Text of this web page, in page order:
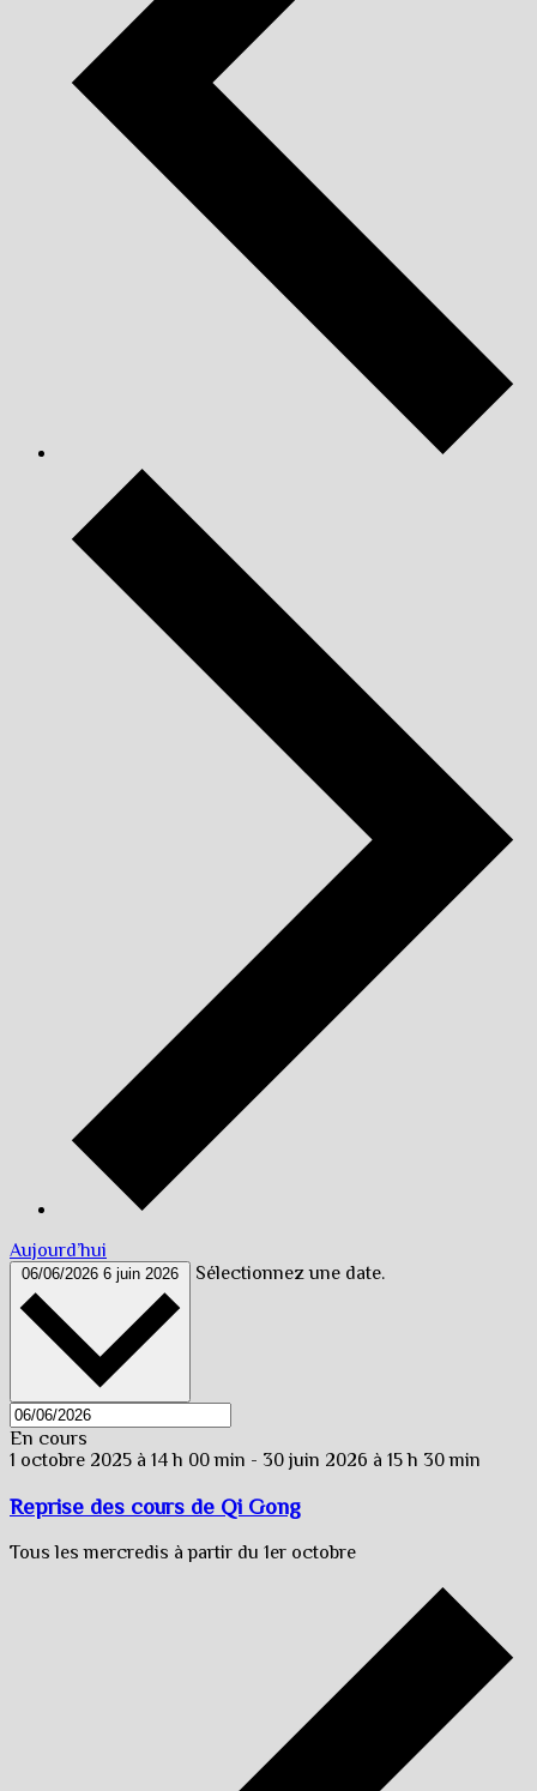
Aujourd’hui
06/06/2026 6 juin 2026 Sélectionnez une date.
En cours
1 octobre 2025 à 14 h 00 min - 30 juin 2026 à 15 h 30 min
Reprise des cours de Qi Gong
Tous les mercredis à partir du 1er octobre